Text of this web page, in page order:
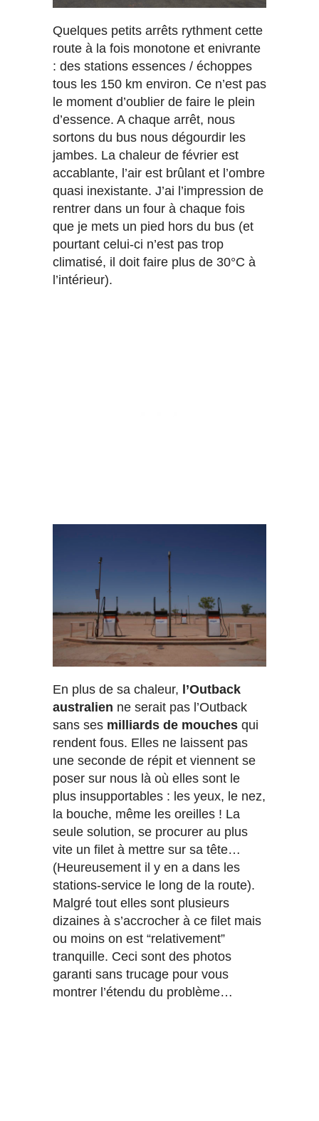
Quelques petits arrêts rythment cette
route à la fois monotone et enivrante
: des stations essences / échoppes
tous les 150 km environ. Ce n’est pas
le moment d’oublier de faire le plein
d’essence. A chaque arrêt, nous
sortons du bus nous dégourdir les
jambes. La chaleur de février est
accablante, l’air est brûlant et l’ombre
quasi inexistante. J’ai l’impression de
rentrer dans un four à chaque fois
que je mets un pied hors du bus (et
pourtant celui-ci n’est pas trop
climatisé, il doit faire plus de 30°C à
l’intérieur).
En plus de sa chaleur, l’Outback
australien ne serait pas l’Outback
sans ses milliards de mouches qui
rendent fous. Elles ne laissent pas
une seconde de répit et viennent se
poser sur nous là où elles sont le
plus insupportables : les yeux, le nez,
la bouche, même les oreilles ! La
seule solution, se procurer au plus
vite un filet à mettre sur sa tête…
(Heureusement il y en a dans les
stations-service le long de la route).
Malgré tout elles sont plusieurs
dizaines à s’accrocher à ce filet mais
ou moins on est “relativement”
tranquille. Ceci sont des photos
garanti sans trucage pour vous
montrer l’étendu du problème…